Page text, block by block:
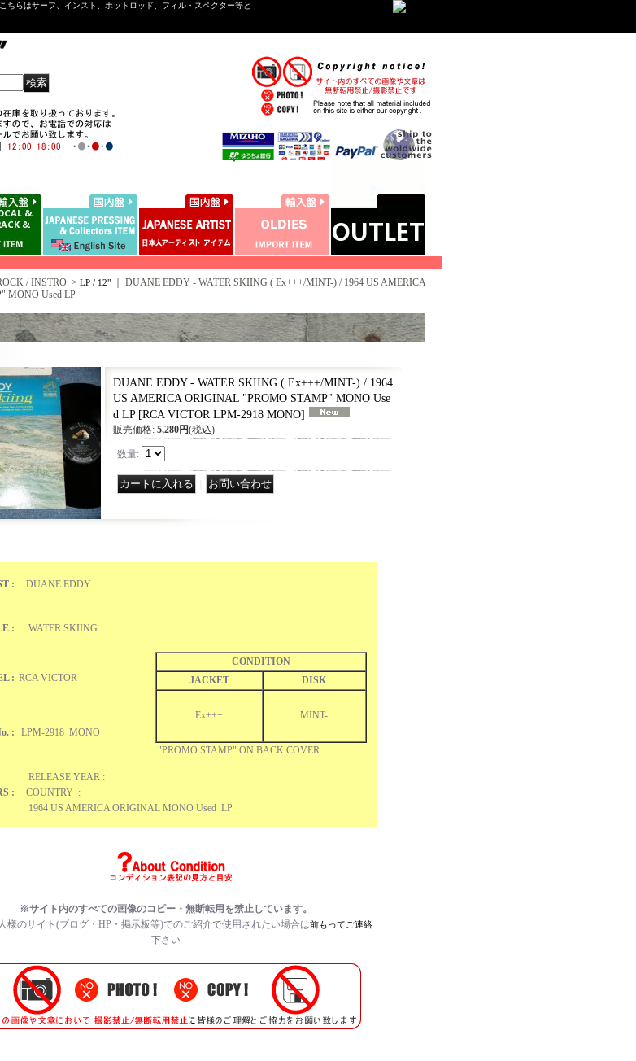
ちらはサーフ、インスト、ホットロッド、フィル・スペクター等と
/ INSTRO. > LP / 12"｜ DUANE EDDY - WATER SKIING ( Ex+++/MINT-) / 1964 US AMERICA
MONO Used LP
DUANE EDDY - WATER SKIING ( Ex+++/MINT-) / 1964
US AMERICA ORIGINAL "PROMO STAMP" MONO Use
d LP [RCA VICTOR LPM-2918 MONO]
販売価格: 5,280円(税込)
数量:
: DUANE EDDY
: WATER SKIING
: RCA VICTOR
CONDITION
JACKET
DISK
Ex+++ MINT-
"PROMO STAMP" ON BACK COVER
: LPM-2918 MONO
:
RELEASE YEAR :
COUNTRY :
1964 US AMERICA ORIGINAL MONO Used LP
※サイト内のすべての画像のコピー・無断転用を禁止しています。
様のサイト(ブログ・HP・掲示板等)でのご紹介で使用されたい場合は前もってご連絡
下さい